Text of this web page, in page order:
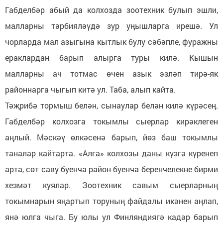
Габделбәр абый да колхозда зоотехник булып эшли,
малларны тәрбияләүдә зур уңышларга ирешә. Ул
чорларда мал азыгына кытлык булу сәбәпле, фуражны
ераклардан барып алырга туры килә. Кышын
малларны ач тотмас өчен азык эзләп тирә-як
районнарга чыгып китә ул. Таба, алып кайта.
Тәҗрибә тормыш белән, сынаулар белән килә күрәсең.
Габделбәр колхозга токымлы сыерлар кирәклеген
аңлый. Мәскәү өлкәсенә барып, йөз баш токымлы
таналар кайтарта. «Алга» колхозы даны күзгә күренеп
арта, сөт саву буенча район буенча беренчелекне бирми
хезмәт куялар. Зоотехник савым сыерларның
токымнарын яңартып торуның файдалы икәнен аңлап,
янә юлга чыга. Бу юлы ул Финляндиягә кадәр барып